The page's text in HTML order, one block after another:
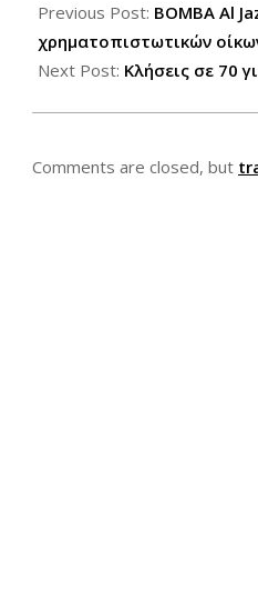
05-
16
Previous Post: ΒΟΜΒΑ Al
χρηματοπιστωτικών
Next Post: Κλήσεις σε 70
Comments are closed, but